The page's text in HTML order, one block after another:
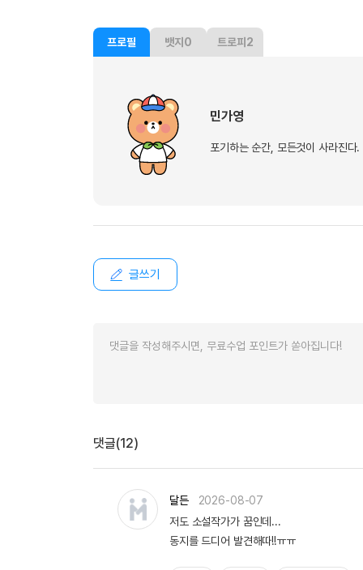
프로필 뱃지 0 트로피 2
민가영
포기하는 순간, 모든것이 사라진다
글쓰기
댓글(12)
달든
2026-08-07
저도 소설작가가 꿈인데...
동지를 드디어 발견해따!!ㅠㅠ